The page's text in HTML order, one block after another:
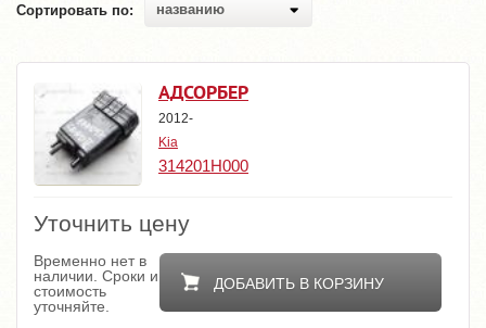
Сортировать по: названию
АДСОРБЕР
2012-
Kia
314201H000
Уточнить цену
ДОБАВИТЬ В КОРЗИНУ
Временно нет в
наличии. Сроки и
стоимость
уточняйте.